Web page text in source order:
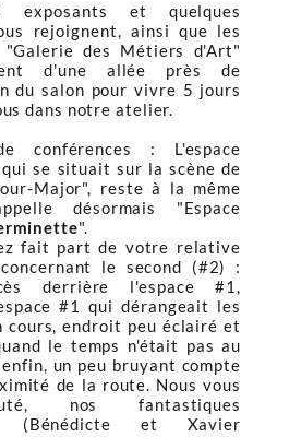
exposants et quelques
rejoignent, ainsi que les
des Métiers d'Art"
d'une allée près de
du salon pour vivre 5 jours
dans notre atelier.
conférences : L'espace
se situait sur la scène de
Major", reste à la même
désormais "Espace
".
fait part de votre relative
le second (#2) :
derrière l'espace #1,
#1 qui dérangeait les
cours, endroit peu éclairé et
le temps n'était pas au
un peu bruyant compte
de la route. Nous vous
nos fantastiques
(Bénédicte et Xavier